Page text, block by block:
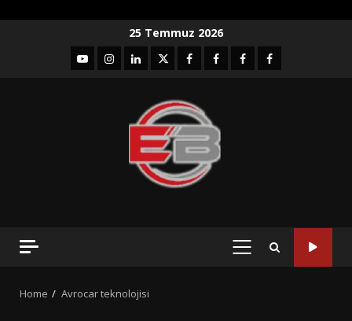
25 Temmuz 2026
YouTubeInstagram
LinkedIntwitterfacebook-Facebook-
Facebook-Facebook-
PRIMARY
Home Avrocar teknolojisi